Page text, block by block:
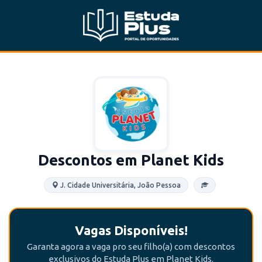
Descontos em Planet Kids
J. Cidade Universitária, João Pessoa
Vagas Disponíveis!
Garanta agora a vaga pro seu filho(a) com descontos
exclusivos do Estuda Plus em Planet Kids.